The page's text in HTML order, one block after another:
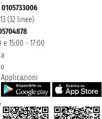
(32 linee)
15:00 - 17:00
Applicazioni